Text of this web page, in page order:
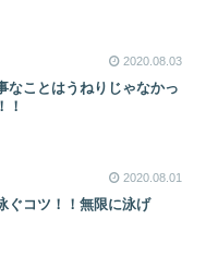
2020.08.03
なことはうねりじゃなかっ
！
2020.08.01
ぐコツ！！無限に泳げ